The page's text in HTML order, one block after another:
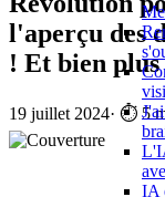
IA
l'aperçu des
! Et bien plus
19 juillet 2024· ⏱️ 5